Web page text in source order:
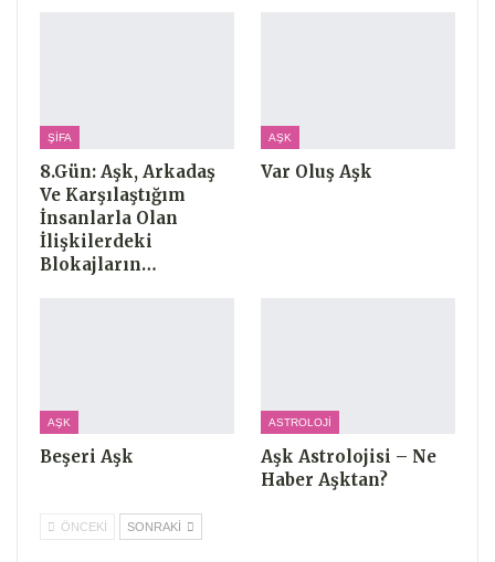
ŞIFA
8.Gün: Aşk, Arkadaş
Ve Karşılaştığım
İnsanlarla Olan
İlişkilerdeki
Blokajların…
AŞK
Var Oluş Aşk
AŞK
Beşeri Aşk
ASTROLOJI
Aşk Astrolojisi – Ne
Haber Aşktan?
ÖNCEKI SONRAKI